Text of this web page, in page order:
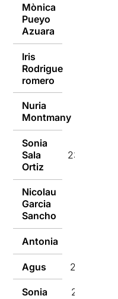
Mònica
Pueyo
Azuara
Iris
Rodrigue
romero
Nuria
Montmany
Sonia
Sala
Ortiz
23/12/2016
Nicolau
Garcia
Sancho
Antonia
Agus 22/12/2016
Sonia 22/12/2016